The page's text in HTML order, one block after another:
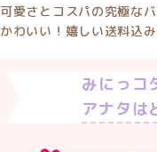
気
を
可愛さとコスパの究極な
かわいい！嬉しい送料込
みにっコ
アナタは